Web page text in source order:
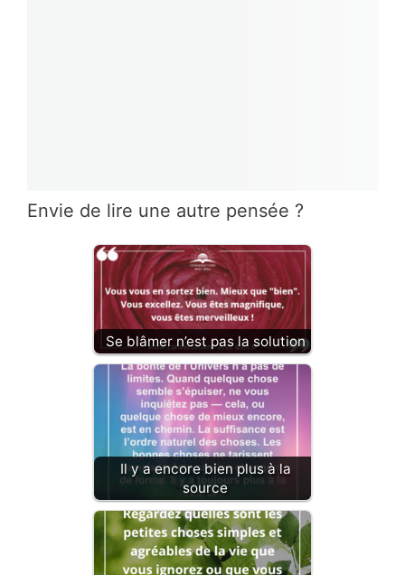
Envie de lire une autre pensée ?
Se blâmer n’est pas la solution
Il y a encore bien plus à la
source